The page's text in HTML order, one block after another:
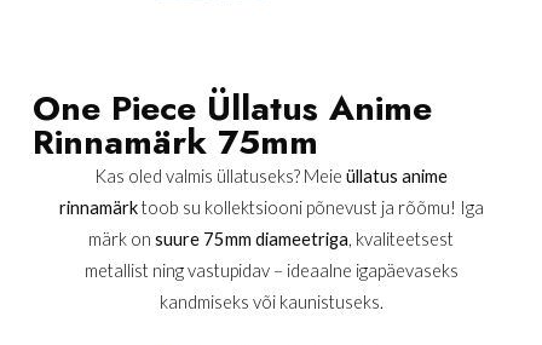
One Piece Üllatus Anime
Rinnamärk 75mm
Kas oled valmis üllatuseks? Meie üllatus anime
rinnamärktoob su kollektsiooni põnevust ja rõõmu! Iga
märk on suure 75mm diameetriga, kvaliteetsest
metallist ning vastupidav – ideaalne igapäevaseks
kandmiseks või kaunistuseks.